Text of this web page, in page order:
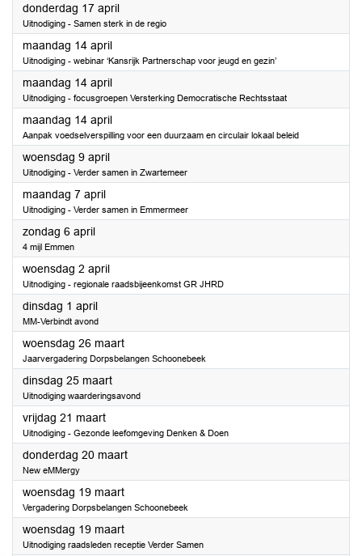
donderdag 17 april2025
Uitnodiging - Samen sterk in de regio
maandag 14 april2025
Uitnodiging - webinar ‘Kansrijk Partnerschap voor jeugd en gezin’
maandag 14 april2025
Uitnodiging - focusgroepen Versterking Democratische Rechtsstaat
maandag 14 april2025
Aanpak voedselverspilling voor een duurzaam en circulair lokaal beleid
woensdag 9 april2025
Uitnodiging - Verder samen in Zwartemeer
maandag 7 april2025
Uitnodiging - Verder samen in Emmermeer
zondag 6 april2025
4 mijl Emmen
woensdag 2 april2025
Uitnodiging - regionale raadsbijeenkomst GR JHRD
dinsdag 1 april2025
MM-Verbindt avond
woensdag 26 maart2025
Jaarvergadering Dorpsbelangen Schoonebeek
dinsdag 25 maart2025
Uitnodiging waarderingsavond
vrijdag 21 maart2025
Uitnodiging - Gezonde leefomgeving Denken & Doen
donderdag 20 maart2025
New eMMergy
woensdag 19 maart2025
Vergadering Dorpsbelangen Schoonebeek
woensdag 19 maart2025
Uitnodiging raadsleden receptie Verder Samen